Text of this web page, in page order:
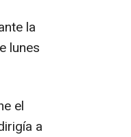
la
lunes
el
a